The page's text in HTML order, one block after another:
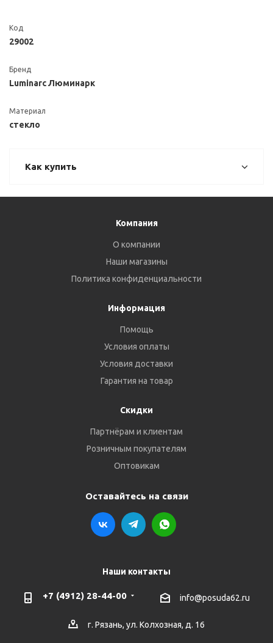
Код
29002
Бренд
Luminarc Люминарк
Материал
стекло
Как купить
Компания
О компании
Наши магазины
Политика конфиденциальности
Информация
Помощь
Условия оплаты
Условия доставки
Гарантия на товар
Скидки
Партнёрам и клиентам
Розничным покупателям
Оптовикам
Оставайтесь на связи
Наши контакты
+7 (4912) 28-44-00 info@posuda62.ru
г. Рязань, ул. Колхозная, д. 16